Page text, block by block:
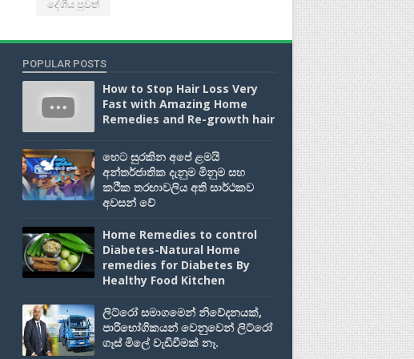
දේශීය පුවත්
POPULAR POSTS
How to Stop Hair Loss Very
Fast with Amazing Home
Remedies and Re-growth hair
හෙට සුරකින අපේ ළමයි
අන්තර්ජාතික දැනුම මිනුම සහ
කථික තරඟාවලිය අති සාර්ථකව
අවසන් වේ
Home Remedies to control
Diabetes-Natural Home
remedies for Diabetes By
Healthy Food Kitchen
ලිට්රෝ සමාගමෙන් නිවේදනයක්,
පාරිභෝගිකයන් වෙනුවෙන් ලිට්රෝ
ගෑස් මිලේ වැඩිවීමක් නෑ.